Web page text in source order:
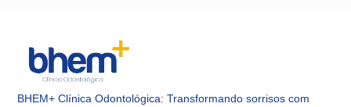
BHEM+ Clínica Odontológica: Transformando sorrisos com